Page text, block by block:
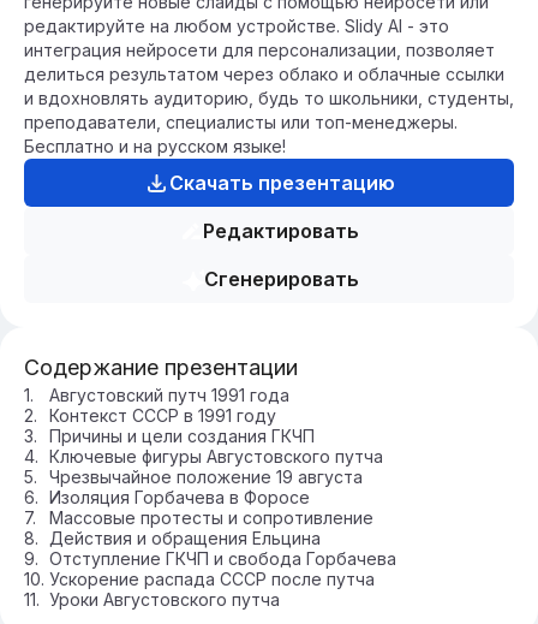
редактируйте на любом устройстве. Slidy AI - это
интеграция нейросети для персонализации, позволяет
делиться результатом через облако и облачные ссылки
и вдохновлять аудиторию, будь то школьники, студенты,
преподаватели, специалисты или топ-менеджеры.
Бесплатно и на русском языке!
Скачать презентацию
Редактировать
Сгенерировать
Содержание презентации
Августовский путч 1991 года
Контекст СССР в 1991 году
Причины и цели создания ГКЧП
Ключевые фигуры Августовского путча
Чрезвычайное положение 19 августа
Изоляция Горбачева в Форосе
Массовые протесты и сопротивление
Действия и обращения Ельцина
Отступление ГКЧП и свобода Горбачева
Ускорение распада СССР после путча
Уроки Августовского путча